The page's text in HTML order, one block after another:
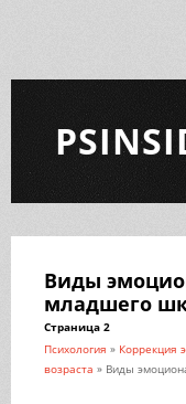
Виды
младшего
Страница 2
Психология » Коррекция
возраста » Виды